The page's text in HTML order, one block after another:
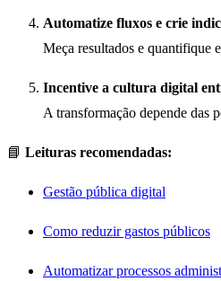
Automatize fluxos e crie
Meça resultados e quantifique
Incentive a cultura digital
A transformação depende das
📘 Leituras recomendadas:
Gestão pública digital
Como reduzir gastos públicos
Automatizar processos